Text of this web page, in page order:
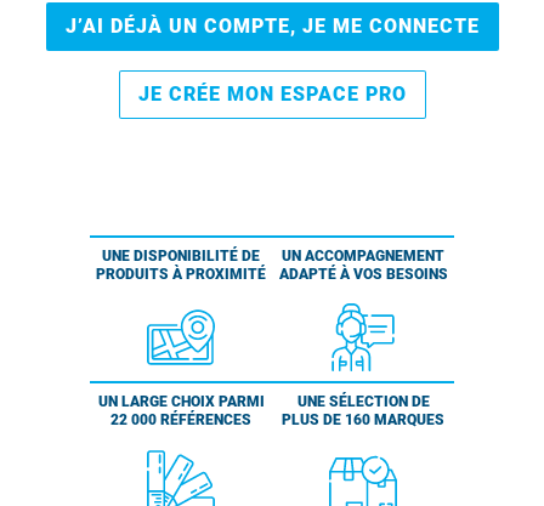
J’AI DÉJÀ UN COMPTE, JE ME CONNECTE
JE CRÉE MON ESPACE PRO
UNE DISPONIBILITÉ DE
PRODUITS À PROXIMITÉ
UN ACCOMPAGNEMENT
ADAPTÉ À VOS BESOINS
UN LARGE CHOIX PARMI
22 000 RÉFÉRENCES
UNE SÉLECTION DE
PLUS DE 160 MARQUES